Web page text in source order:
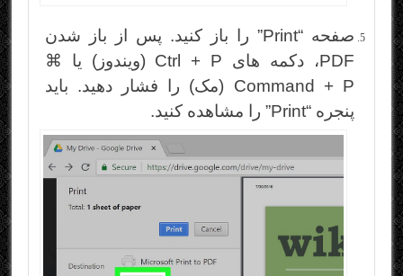
صفحه “Print” را باز کنید. پس از باز شدن
PDF، دکمه های Ctrl + P (ویندوز) یا ⌘
Command + P (مک) را فشار دهید. باید
پنجره “Print” را مشاهده کنید.